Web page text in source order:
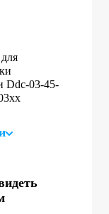
Ddc-03-45-